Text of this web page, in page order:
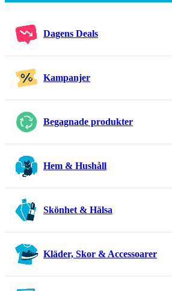
Dagens Deals
Kampanjer
Begagnade produkter
Hem & Hushåll
Skönhet & Hälsa
Kläder, Skor & Accessoarer